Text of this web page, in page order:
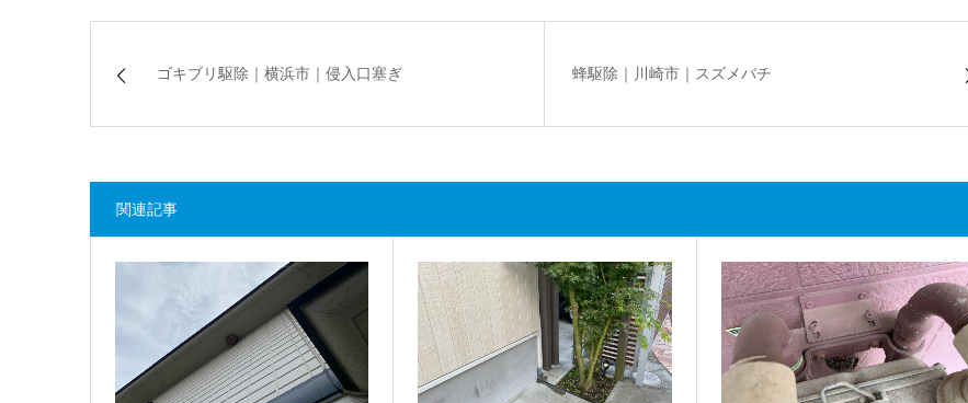
ゴキブリ駆除｜横浜市｜侵入口塞ぎ 蜂駆除｜川崎市｜スズメバチ
関連記事